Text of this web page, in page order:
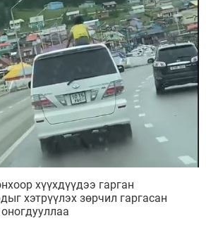
хүүхдүүдээ гарган
хэтрүүлэх зөрчил гаргасан